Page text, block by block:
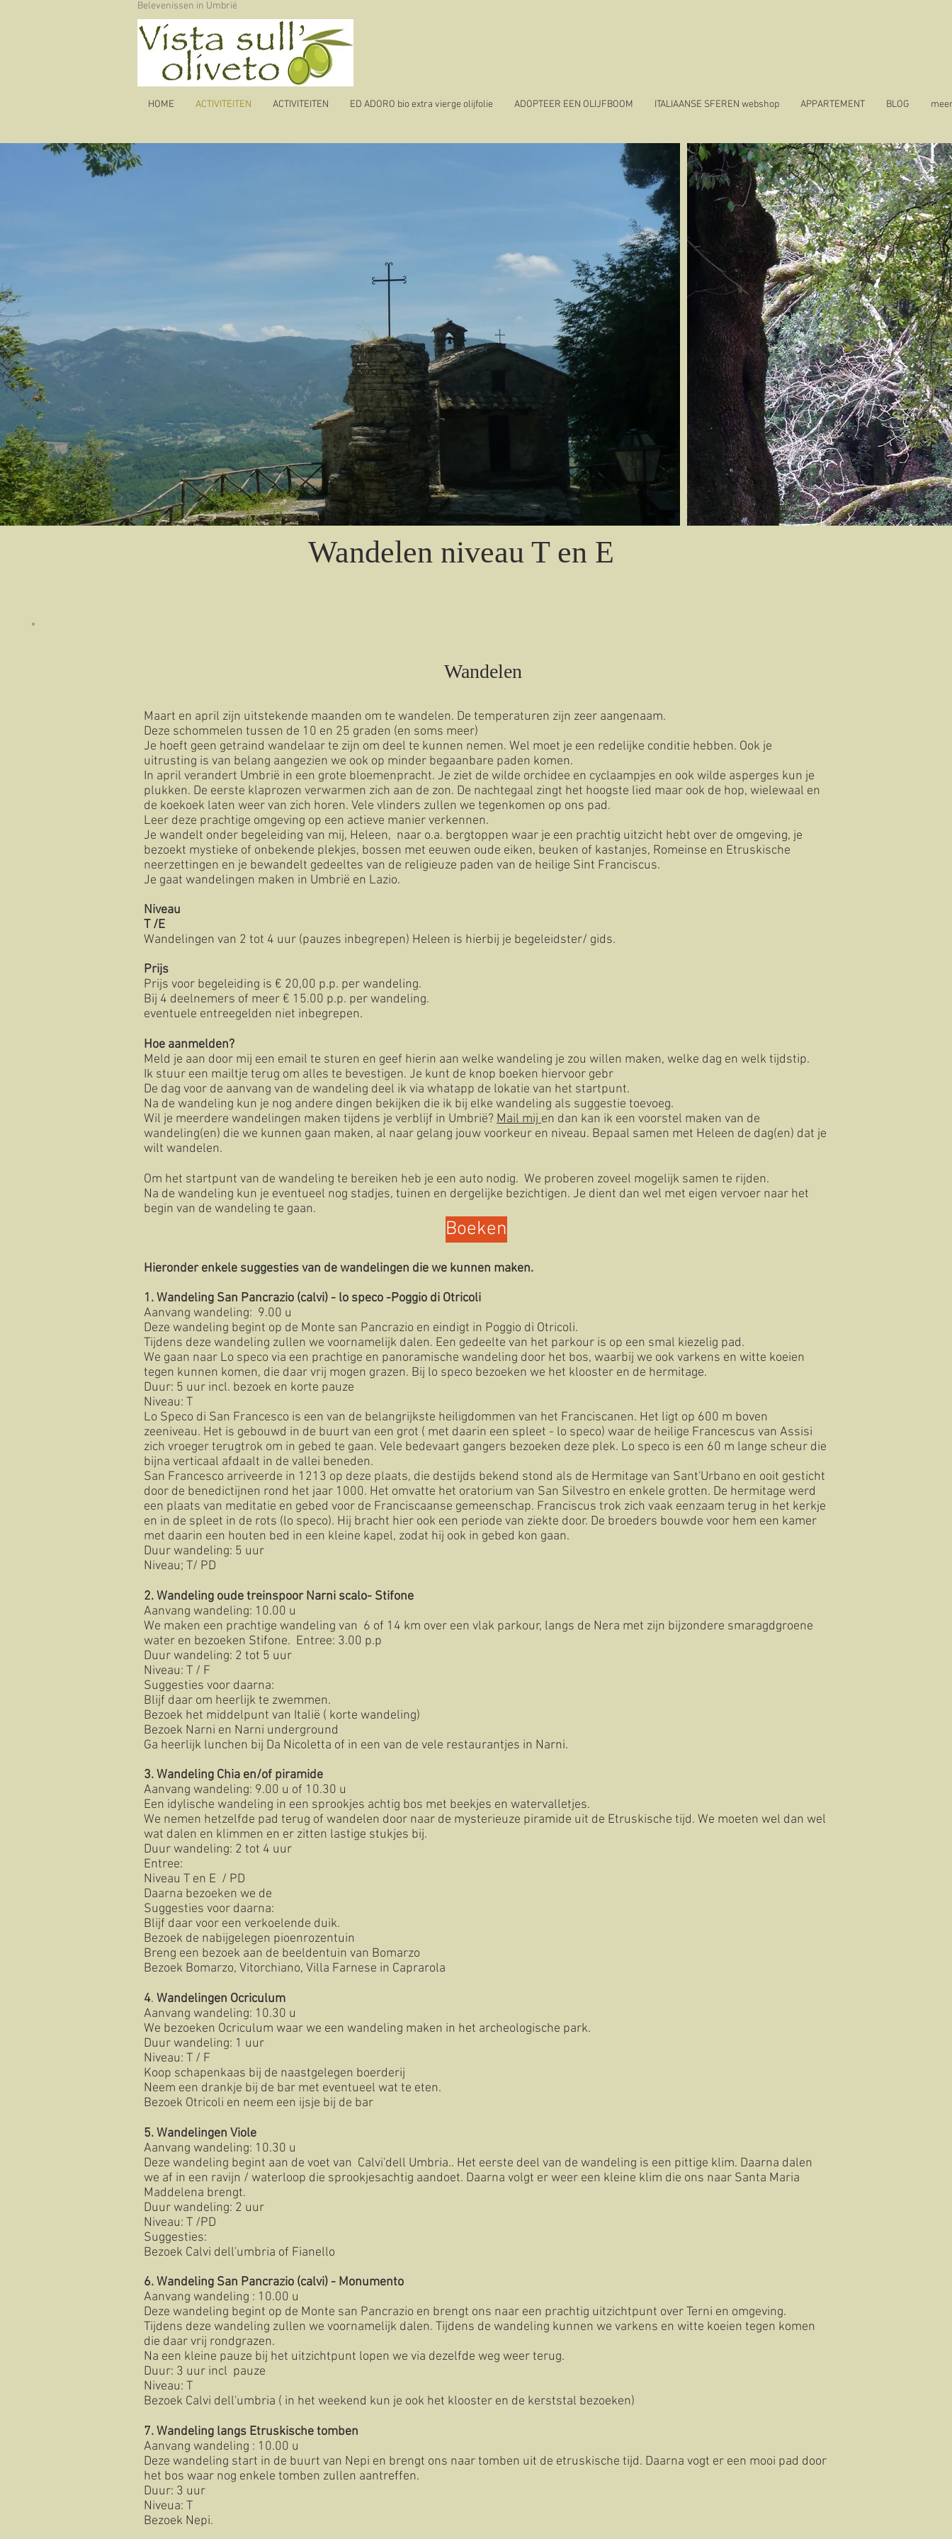
Belevenissen in Umbrië
HOME ACTIVITEITEN ACTIVITEITEN ED ADORO bio extra vierge olijfolie ADOPTEER EEN OLIJFBOOM ITALIAANSE SFEREN webshop APPARTEMENT BLOG
Wandelen niveau T en E
Wandelen
Maart en april zijn uitstekende maanden om te wandelen. De temperaturen zijn zeer aangenaam.
Deze schommelen tussen de 10 en 25 graden (en soms meer)
Je hoeft geen getraind wandelaar te zijn om deel te kunnen nemen. Wel moet je een redelijke conditie hebben. Ook je
uitrusting is van belang aangezien we ook op minder begaanbare paden komen.
In april verandert Umbrië in een grote bloemenpracht. Je ziet de wilde orchidee en cyclaampjes en ook wilde asperges kun je
plukken. De eerste klaprozen verwarmen zich aan de zon. De nachtegaal zingt het hoogste lied maar ook de hop, wielewaal en
de koekoek laten weer van zich horen. Vele vlinders zullen we tegenkomen op ons pad.
Leer deze prachtige omgeving op een actieve manier verkennen.
Je wandelt onder begeleiding van mij, Heleen, naar o.a. bergtoppen waar je een prachtig uitzicht hebt over de omgeving, je
bezoekt mystieke of onbekende plekjes, bossen met eeuwen oude eiken, beuken of kastanjes, Romeinse en Etruskische
neerzettingen en je bewandelt gedeeltes van de religieuze paden van de heilige Sint Franciscus.
Je gaat wandelingen maken in Umbrië en Lazio.
Niveau
T /E
Wandelingen van 2 tot 4 uur (pauzes inbegrepen) Heleen is hierbij je begeleidster/ gids.
Prijs
Prijs voor begeleiding is € 20,00 p.p. per wandeling.
Bij 4 deelnemers of meer € 15.00 p.p. per wandeling.
eventuele entreegelden niet inbegrepen.
Hoe aanmelden?
Meld je aan door mij een email te sturen en geef hierin aan welke wandeling je zou willen maken, welke dag en welk tijdstip.
Ik stuur een mailtje terug om alles te bevestigen. Je kunt de knop boeken hiervoor gebr
De dag voor de aanvang van de wandeling deel ik via whatapp de lokatie van het startpunt.
Na de wandeling kun je nog andere dingen bekijken die ik bij elke wandeling als suggestie toevoeg.
Wil je meerdere wandelingen maken tijdens je verblijf in Umbrië? Mail mij en dan kan ik een voorstel maken van de
wandeling(en) die we kunnen gaan maken, al naar gelang jouw voorkeur en niveau. Bepaal samen met Heleen de dag(en) dat je
wilt wandelen.
Om het startpunt van de wandeling te bereiken heb je een auto nodig. We proberen zoveel mogelijk samen te rijden.
Na de wandeling kun je eventueel nog stadjes, tuinen en dergelijke bezichtigen. Je dient dan wel met eigen vervoer naar het
begin van de wandeling te gaan.
Hieronder enkele suggesties van de wandelingen die we kunnen maken.
1. Wandeling San Pancrazio (calvi) - lo speco -Poggio di Otricoli
Aanvang wandeling: 9.00 u
Deze wandeling begint op de Monte san Pancrazio en eindigt in Poggio di Otricoli.
Tijdens deze wandeling zullen we voornamelijk dalen. Een gedeelte van het parkour is op een smal kiezelig pad.
We gaan naar Lo speco via een prachtige en panoramische wandeling door het bos, waarbij we ook varkens en witte koeien
tegen kunnen komen, die daar vrij mogen grazen. Bij lo speco bezoeken we het klooster en de hermitage.
Duur: 5 uur incl. bezoek en korte pauze
Niveau: T
Lo Speco di San Francesco is een van de belangrijkste heiligdommen van het Franciscanen. Het ligt op 600 m boven
zeeniveau. Het is gebouwd in de buurt van een grot ( met daarin een spleet - lo speco) waar de heilige Francescus van Assisi
zich vroeger terugtrok om in gebed te gaan. Vele bedevaart gangers bezoeken deze plek. Lo speco is een 60 m lange scheur die
bijna verticaal afdaalt in de vallei beneden.
San Francesco arriveerde in 1213 op deze plaats, die destijds bekend stond als de Hermitage van Sant'Urbano en ooit gesticht
door de benedictijnen rond het jaar 1000. Het omvatte het oratorium van San Silvestro en enkele grotten. De hermitage werd
een plaats van meditatie en gebed voor de Franciscaanse gemeenschap. Franciscus trok zich vaak eenzaam terug in het kerkje
en in de spleet in de rots (lo speco). Hij bracht hier ook een periode van ziekte door. De broeders bouwde voor hem een kamer
met daarin een houten bed in een kleine kapel, zodat hij ook in gebed kon gaan.
Duur wandeling: 5 uur
Niveau; T/ PD
2. Wandeling oude treinspoor Narni scalo- Stifone
Aanvang wandeling: 10.00 u
We maken een prachtige wandeling van 6 of 14 km over een vlak parkour, langs de Nera met zijn bijzondere smaragdgroene
water en bezoeken Stifone. Entree: 3.00 p.p
Duur wandeling: 2 tot 5 uur
Niveau: T / F
Suggesties voor daarna:
Blijf daar om heerlijk te zwemmen.
Bezoek het middelpunt van Italië ( korte wandeling)
Bezoek Narni en Narni underground
Ga heerlijk lunchen bij Da Nicoletta of in een van de vele restaurantjes in Narni.
3.Wandeling Chia en/of piramide
Aanvang wandeling: 9.00 u of 10.30 u
Een idylische wandeling in een sprookjes achtig bos met beekjes en watervalletjes.
We nemen hetzelfde pad terug of wandelen door naar de mysterieuze piramide uit de Etruskische tijd. We moeten wel dan wel
wat dalen en klimmen en er zitten lastige stukjes bij.
Duur wandeling: 2 tot 4 uur
Entree:
Niveau T en E / PD
Daarna bezoeken we de
Suggesties voor daarna:
Blijf daar voor een verkoelende duik.
Bezoek de nabijgelegen pioenrozentuin
Breng een bezoek aan de beeldentuin van Bomarzo
Bezoek Bomarzo, Vitorchiano, Villa Farnese in Caprarola
4. Wandelingen Ocriculum
Aanvang wandeling: 10.30 u
We bezoeken Ocriculum waar we een wandeling maken in het archeologische park.
Duur wandeling: 1 uur
Niveau: T / F
Koop schapenkaas bij de naastgelegen boerderij
Neem een drankje bij de bar met eventueel wat te eten.
Bezoek Otricoli en neem een ijsje bij de bar
5.Wandelingen Viole
Aanvang wandeling: 10.30 u
Deze wandeling begint aan de voet van Calvi'dell Umbria.. Het eerste deel van de wandeling is een pittige klim. Daarna dalen
we af in een ravijn / waterloop die sprookjesachtig aandoet. Daarna volgt er weer een kleine klim die ons naar Santa Maria
Maddelena brengt.
Duur wandeling: 2 uur
Niveau: T /PD
Suggesties:
Bezoek Calvi dell'umbria of Fianello
6. Wandeling San Pancrazio (calvi) - Monumento
Aanvang wandeling : 10.00 u
Deze wandeling begint op de Monte san Pancrazio en brengt ons naar een prachtig uitzichtpunt over Terni en omgeving.
Tijdens deze wandeling zullen we voornamelijk dalen. Tijdens de wandeling kunnen we varkens en witte koeien tegen komen
die daar vrij rondgrazen.
Na een kleine pauze bij het uitzichtpunt lopen we via dezelfde weg weer terug.
Duur: 3 uur incl pauze
Niveau: T
Bezoek Calvi dell'umbria ( in het weekend kun je ook het klooster en de kerststal bezoeken)
7. Wandeling langs Etruskische tomben
Aanvang wandeling : 10.00 u
Deze wandeling start in de buurt van Nepi en brengt ons naar tomben uit de etruskische tijd. Daarna vogt er een mooi pad door
het bos waar nog enkele tomben zullen aantreffen.
Duur: 3 uur
Niveua: T
Bezoek Nepi.
Boeken